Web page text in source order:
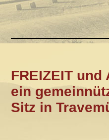
FREIZEIT und
ein
Sitz in